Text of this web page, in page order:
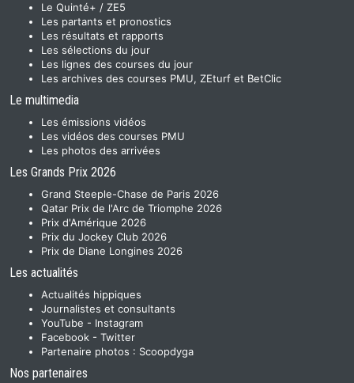
Le Quinté+ / ZE5
Les partants et pronostics
Les résultats et rapports
Les sélections du jour
Les lignes des courses du jour
Les archives des courses PMU, ZEturf et BetClic
Le multimedia
Les émissions vidéos
Les vidéos des courses PMU
Les photos des arrivées
Les Grands Prix 2026
Grand Steeple-Chase de Paris 2026
Qatar Prix de l'Arc de Triomphe 2026
Prix d'Amérique 2026
Prix du Jockey Club 2026
Prix de Diane Longines 2026
Les actualités
Actualités hippiques
Journalistes et consultants
YouTube - Instagram
Facebook - Twitter
Partenaire photos : Scoopdyga
Nos partenaires